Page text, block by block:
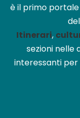
è il primo
Itinerari,
sezioni nelle
interessanti per